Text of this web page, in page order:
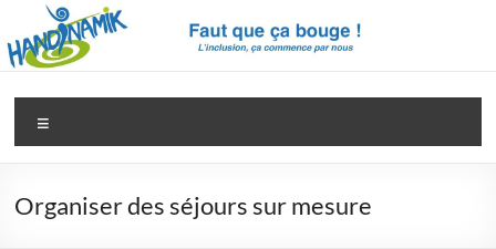
contenu
Handinamik
Pour
une
société
inclusive
Organiser des séjours sur mesure